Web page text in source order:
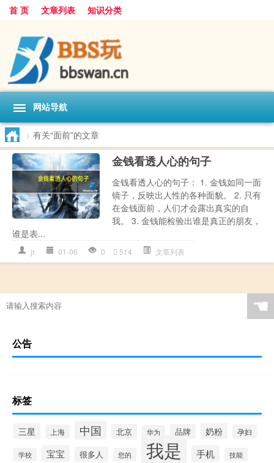
首 页 文章列表 知识分类
网站导航
> 有关“面前”的文章
金钱看透人心的句子
金钱看透人心的句子： 1. 金钱如同一面
镜子，反映出人性的各种面貌。 2. 只有
在金钱面前，人们才会露出真实的自
我。 3. 金钱能检验出谁是真正的朋友，
谁是表...
jr 01-06 0 514 文章列表
☚
公告
标签
三星 上海 中国 北京 华为 品牌 奶粉 孕妇
学校 宝宝 很多人 您的 我是 手机 技能